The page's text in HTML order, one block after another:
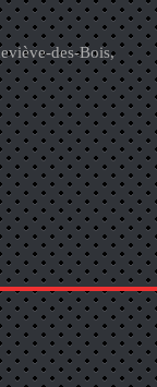
des-Bois,